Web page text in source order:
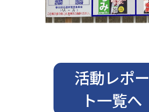
活動レポー
ト一覧へ